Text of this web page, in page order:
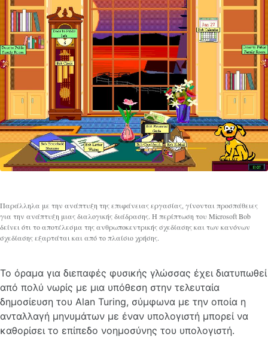
Παράλληλα με την ανάπτυξη της επιφάνειας εργασίας, γίνονται προσπάθειες
για την ανάπτυξη μιας διαλογικής διάδρασης. Η περίπτωση του Microsoft Bob
δείνει ότι το αποτέλεσμα της ανθρωποκεντρικής σχεδίασης και των κανόνων
σχεδίασης εξαρτάται και από το πλαίσιο χρήσης.
Το όραμα για διεπαφές φυσικής γλώσσας έχει διατυπωθεί
από πολύ νωρίς με μια υπόθεση στην τελευταία
δημοσίευση του Alan Turing, σύμφωνα με την οποία η
ανταλλαγή μηνυμάτων με έναν υπολογιστή μπορεί να
καθορίσει το επίπεδο νοημοσύνης του υπολογιστή.